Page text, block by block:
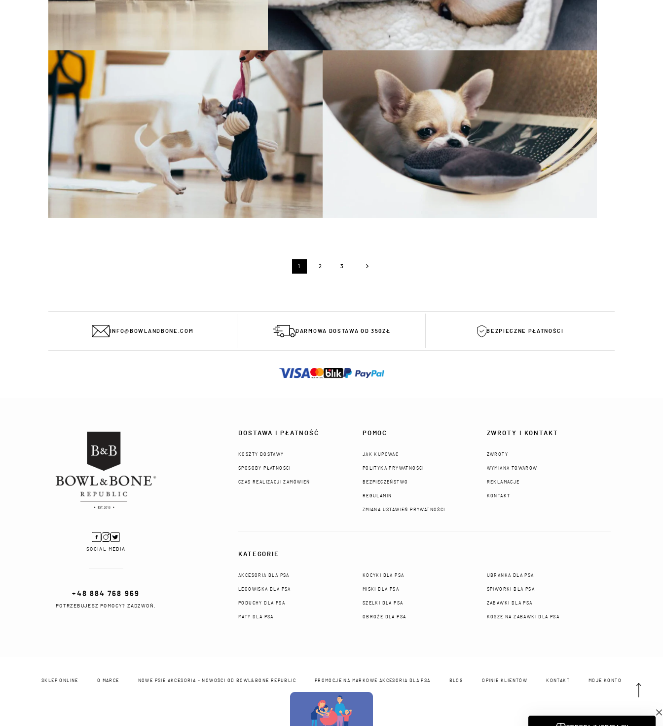
1 2 3
INFO@BOWLANDBONE.COM DARMOWA DOSTAWA OD 350ZŁ BEZPIECZNE PŁATNOŚCI
SOCIAL MEDIA
+48 884 768 969
POTRZEBUJESZ POMOCY? ZADZWOŃ.
DOSTAWA I PŁATNOŚĆ
KOSZTY DOSTAWY
SPOSOBY PŁATNOŚCI
CZAS REALIZACJI ZAMÓWIEŃ
POMOC
JAK KUPOWAĆ
POLITYKA PRYWATNOŚCI
BEZPIECZEŃSTWO
REGULAMIN
ZMIANA USTAWIEŃ PRYWATNOŚCI
ZWROTY I KONTAKT
ZWROTY
WYMIANA TOWARÓW
REKLAMACJE
KONTAKT
KATEGORIE
AKCESORIA DLA PSA
LEGOWISKA DLA PSA
PODUCHY DLA PSA
MATY DLA PSA
KOCYKI DLA PSA
MISKI DLA PSA
SZELKI DLA PSA
OBROŻE DLA PSA
UBRANKA DLA PSA
ŚPIWORKI DLA PSA
ZABAWKI DLA PSA
KOSZE NA ZABAWKI DLA PSA
SKLEP ONLINE O MARCE NOWE PSIE AKCESORIA – NOWOŚCI OD BOWL&BONE REPUBLIC PROMOCJE NA MARKOWE AKCESORIA DLA PSA BLOG OPINIE KLIENTÓW KONTAKT MOJE KONTO